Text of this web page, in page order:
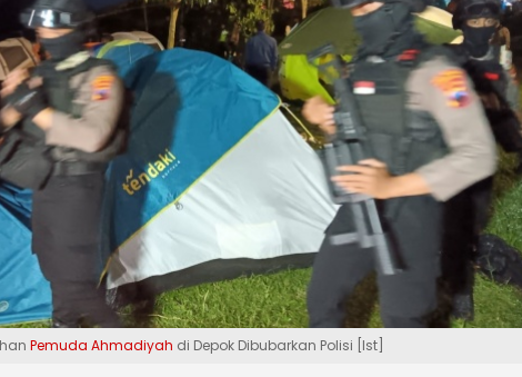
Pemuda Ahmadiyah di Depok Dibubarkan Polisi [Ist]